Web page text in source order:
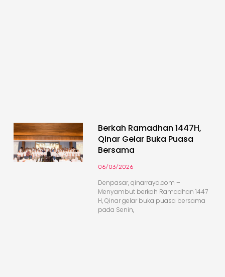
Berkah Ramadhan 1447H,
Qinar Gelar Buka Puasa
Bersama
06/03/2026
Denpasar, qinarraya.com –
Menyambut berkah Ramadhan 1447
H, Qinar gelar buka puasa bersama
pada Senin,